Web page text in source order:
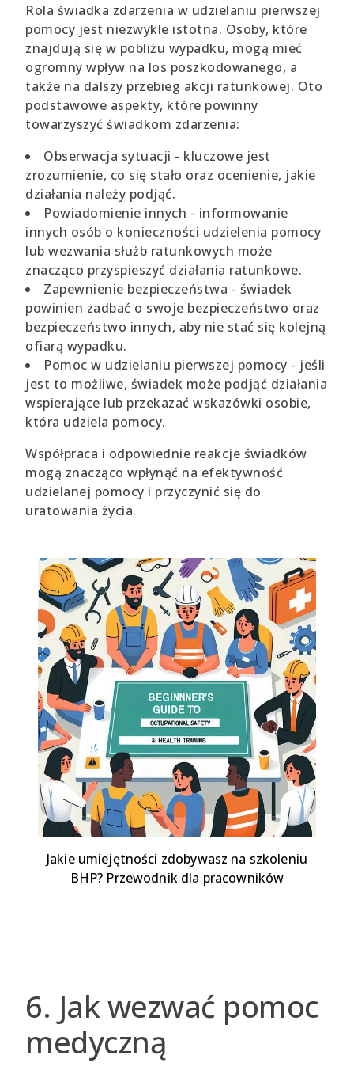
Rola świadka zdarzenia w udzielaniu pierwszej
pomocy jest niezwykle istotna. Osoby, które
znajdują się w pobliżu wypadku, mogą mieć
ogromny wpływ na los poszkodowanego, a
także na dalszy przebieg akcji ratunkowej. Oto
podstawowe aspekty, które powinny
towarzyszyć świadkom zdarzenia:
Obserwacja sytuacji - kluczowe jest
zrozumienie, co się stało oraz ocenienie, jakie
działania należy podjąć.
Powiadomienie innych - informowanie
innych osób o konieczności udzielenia pomocy
lub wezwania służb ratunkowych może
znacząco przyspieszyć działania ratunkowe.
Zapewnienie bezpieczeństwa - świadek
powinien zadbać o swoje bezpieczeństwo oraz
bezpieczeństwo innych, aby nie stać się kolejną
ofiarą wypadku.
Pomoc w udzielaniu pierwszej pomocy - jeśli
jest to możliwe, świadek może podjąć działania
wspierające lub przekazać wskazówki osobie,
która udziela pomocy.
Współpraca i odpowiednie reakcje świadków
mogą znacząco wpłynąć na efektywność
udzielanej pomocy i przyczynić się do
uratowania życia.
Jakie umiejętności zdobywasz na szkoleniu
BHP? Przewodnik dla pracowników
6. Jak wezwać pomoc
medyczną